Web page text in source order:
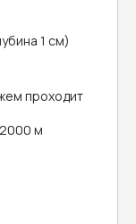
1 см)
проходит
м